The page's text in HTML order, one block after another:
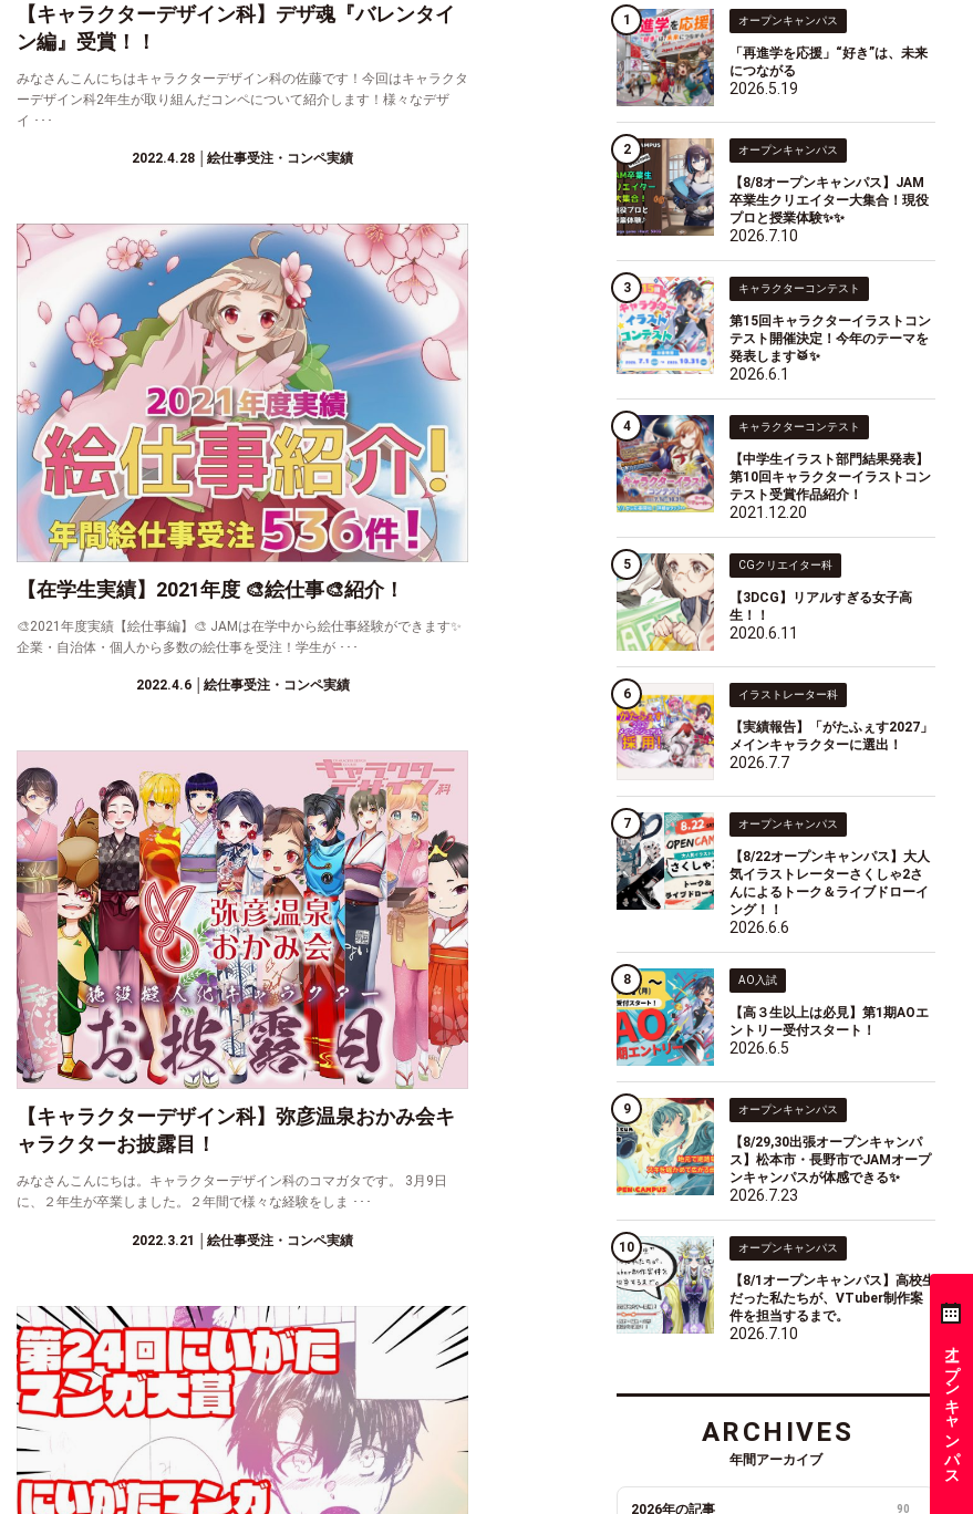
【キャラクターデザイン科】デザ魂『バレンタイ
ン編』受賞！！
みなさんこんにちはキャラクターデザイン科の佐藤です！今回はキャラクタ
ーデザイン科2年生が取り組んだコンペについて紹介します！様々なデザ
イ ･･･
2022.4.28 │絵仕事受注・コンペ実績
【在学生実績】2021年度 🎨絵仕事🎨紹介！
🎨2021年度実績【絵仕事編】🎨 JAMは在学中から絵仕事経験ができます✨
企業・自治体・個人から多数の絵仕事を受注！学生が ･･･
2022.4.6│絵仕事受注・コンペ実績
【キャラクターデザイン科】弥彦温泉おかみ会キ
ャラクターお披露目！
みなさんこんにちは。キャラクターデザイン科のコマガタです。 3月9日
に、２年生が卒業しました。２年間で様々な経験をしま ･･･
2022.3.21 │絵仕事受注・コンペ実績
オープンキャンパス
「再進学を応援」“好き”は、未来
につながる
2026.5.19
オープンキャンパス
【8/8オープンキャンパス】JAM
卒業生クリエイター大集合！現役
プロと授業体験✨✨
2026.7.10
キャラクターコンテスト
第15回キャラクターイラストコン
テスト開催決定！今年のテーマを
発表します🥁✨
2026.6.1
キャラクターコンテスト
【中学生イラスト部門結果発表】
第10回キャラクターイラストコン
テスト受賞作品紹介！
2021.12.20
CGクリエイター科
【3DCG】リアルすぎる女子高
生！！
2020.6.11
イラストレーター科
【実績報告】「がたふぇす2027」
メインキャラクターに選出！
2026.7.7
オープンキャンパス
【8/22オープンキャンパス】大人
気イラストレーターさくしゃ2さ
んによるトーク＆ライブドローイ
ング！！
2026.6.6
AO入試
【高３生以上は必見】第1期AOエ
ントリー受付スタート！
2026.6.5
オープンキャンパス
【8/29,30出張オープンキャンパ
ス】松本市・長野市でJAMオープ
ンキャンパスが体感できる✨
2026.7.23
オープンキャンパス
【8/1オープンキャンパス】高校生
だった私たちが、VTuber制作案
件を担当するまで。
2026.7.10
ARCHIVES
年間アーカイブ
2026年の記事 90
オープンキャンパス